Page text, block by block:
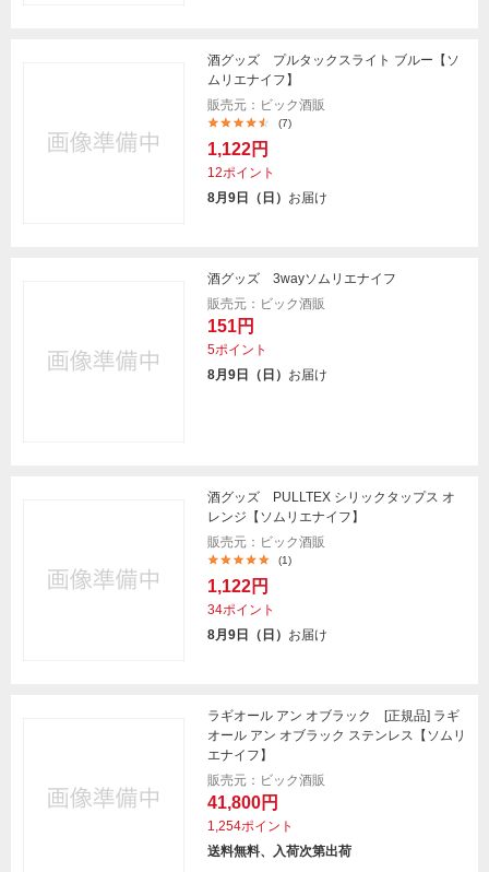
酒グッズ プルタックスライト ブルー【ソ
ムリエナイフ】
販売元：ビック酒販
(7)
1,122円
12ポイント
8月9日（日） お届け
酒グッズ 3wayソムリエナイフ
販売元：ビック酒販
151円
5ポイント
8月9日（日） お届け
酒グッズ PULLTEX シリックタップス オ
レンジ【ソムリエナイフ】
販売元：ビック酒販
(1)
1,122円
34ポイント
8月9日（日） お届け
ラギオール アン オブラック [正規品] ラギ
オール アン オブラック ステンレス【ソムリ
エナイフ】
販売元：ビック酒販
41,800円
1,254ポイント
送料無料、入荷次第出荷